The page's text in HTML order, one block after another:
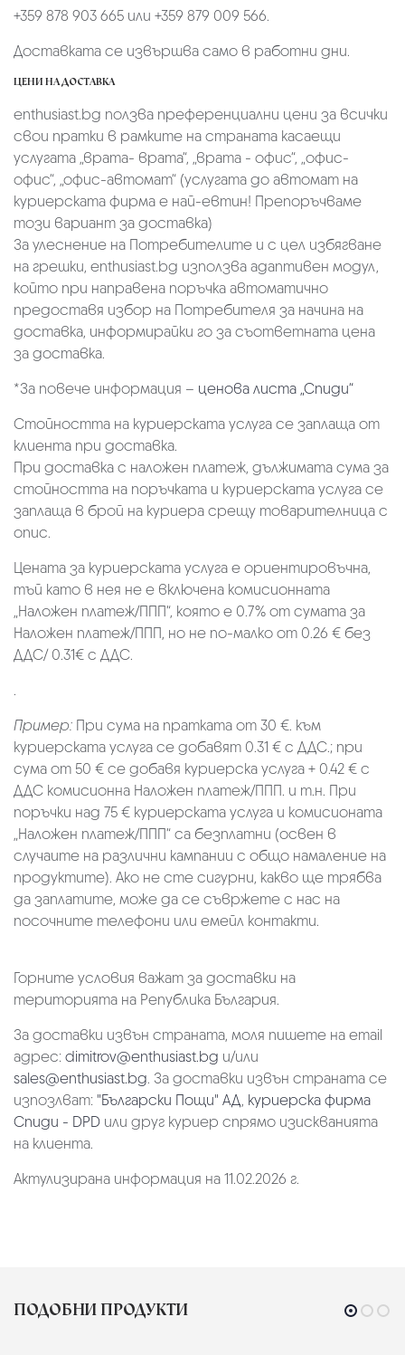
+359 878 903 665 или +359 879 009 566.
Доставката се извършва само в работни дни.
ЦЕНИ НА ДОСТАВКА
enthusiast.bg ползва преференциални цени за всички
свои пратки в рамките на страната касаещи
услугата „врата- врата“, „врата - офис“, „oфис-
офис“, „офис-автомат“ (услугата до автомат на
куриерската фирма е най-евтин! Препоръчваме
този вариант за доставка)
За улеснение на Потребителите и с цел избягване
на грешки, enthusiast.bg използва адаптивен модул,
който при направена поръчка автоматично
предоставя избор на Потребителя за начина на
доставка, информирайки го за съответната цена
за доставка.
*За повече информация – ценова листа „Спиди“
Стойността на куриерската услуга се заплаща от
клиента при доставка.
При доставка с наложен платеж, дължимата сума за
стойността на поръчката и куриерската услуга се
заплаща в брой на куриера срещу товарителница с
опис.
Цената за куриерската услуга е ориентировъчна,
тъй като в нея не е включена комисионната
„Наложен платеж/ППП“, която е 0.7% от сумата за
Наложен платеж/ППП, но не по-малко от 0.26 € без
ДДС/ 0.31€ с ДДС.
.
Пример: При сума на пратката от 30 €. към
куриерската услуга се добавят 0.31 € с ДДС.; при
сума от 50 € се добавя куриерска услуга + 0.42 € с
ДДС комисионна Наложен платеж/ППП. и т.н. При
поръчки над 75 € куриерската услуга и комисионата
„Наложен платеж/ППП“ са безплатни (освен в
случаите на различни кампании с общо намаление на
продуктите). Ако не сте сигурни, какво ще трябва
да заплатите, може да се съвржете с нас на
посочните телефони или емейл контакти.
Горните условия важат за доставки на
територията на Република България.
За доставки извън страната, моля пишете на email
адрес: dimitrov@enthusiast.bg и/или
sales@enthusiast.bg. За доставки извън страната се
изпозлват: "Български Пощи" АД, куриерска фирма
Спиди - DPD или друг куриер спрямо изискванията
на клиента.
Актулизирана информация на 11.02.2026 г.
ПОДОБНИ ПРОДУКТИ